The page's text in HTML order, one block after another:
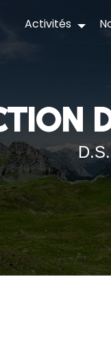
Activités